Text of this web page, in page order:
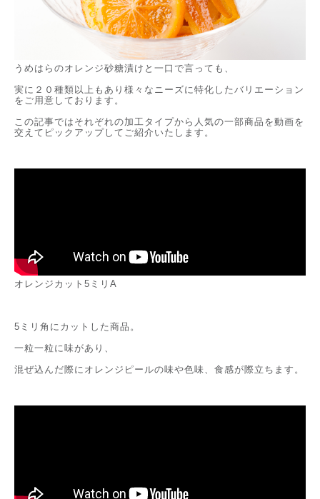
うめはらのオレンジ砂糖漬けと一口で言っても、
実に２０種類以上もあり様々なニーズに特化したバリエーション
をご用意しております。
この記事ではそれぞれの加工タイプから人気の一部商品を動画を
交えてピックアップしてご紹介いたします。
オレンジカット5ミリA
5ミリ角にカットした商品。
一粒一粒に味があり、
混ぜ込んだ際にオレンジピールの味や色味、食感が際立ちます。